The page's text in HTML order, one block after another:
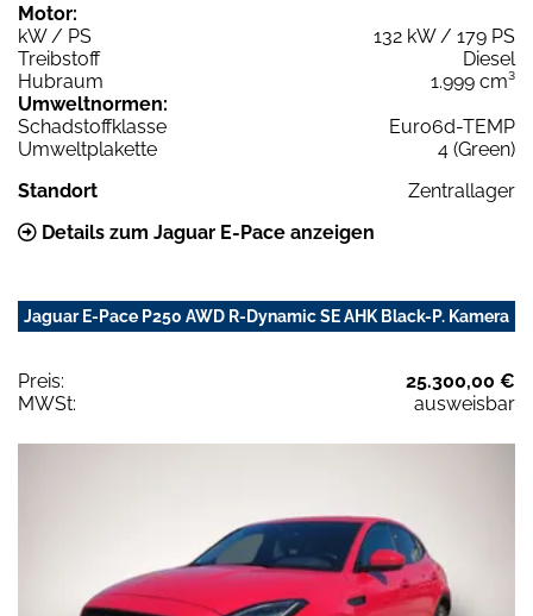
Motor:
kW / PS
132 kW / 179 PS
Treibstoff
Diesel
Hubraum
1.999 cm³
Umweltnormen:
Schadstoffklasse
Euro6d-TEMP
Umweltplakette
4 (Green)
Standort
Zentrallager
Details zum Jaguar E-Pace anzeigen
Jaguar E-Pace P250 AWD R-Dynamic SE AHK Black-P. Kamera
Preis:
25.300,00 €
MWSt:
ausweisbar